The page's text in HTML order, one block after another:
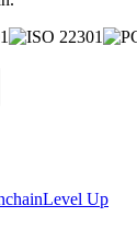
Level Up